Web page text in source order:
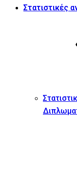
Στατιστικές